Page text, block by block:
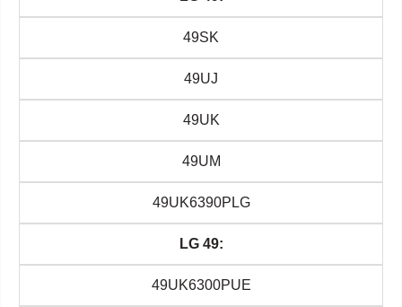
49SK
49UJ
49UK
49UM
49UK6390PLG
LG 49:
49UK6300PUE